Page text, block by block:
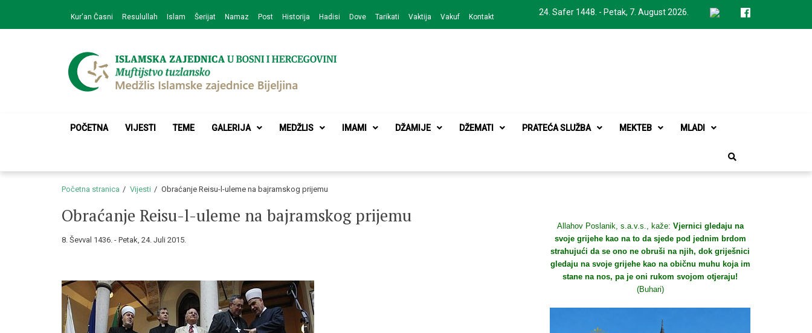
navigation
content
24. Safer 1448. - Petak, 7. August 2026.
Kur'an Časni Resulullah Islam Šerijat Namaz Post Historija Hadisi Dove Tarikati Vaktija Vakuf Kontakt
Medžlis Islamske zajednice Bijeljina
POČETNA VIJESTI TEME GALERIJA MEDŽLIS IMAMI DŽAMIJE DŽEMATI PRATEĆA SLUŽBA MEKTEB MLADI
Početna stranica Vijesti Obraćanje Reisu-l-uleme na bajramskog prijemu
Obraćanje Reisu-l-uleme na bajramskog prijemu
8. Ševval 1436. - Petak, 24. Juli 2015.
Allahov Poslanik, s.a.v.s., kaže: Vjernici gledaju na
svoje grijehe kao na to da sjede pod jednim brdom
strahujući da se ono ne obruši na njih, dok griješnici
gledaju na svoje grijehe kao na običnu muhu koja im
stane na nos, pa je oni rukom svojom otjeraju!
(Buhari)